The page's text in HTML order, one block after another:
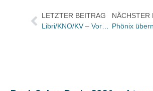
LETZTER BEITRAG
Libri/KNO/KV – Vorstoss trifft Nerv der Branche